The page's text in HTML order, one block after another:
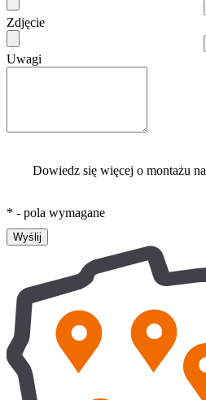
Zdjęcie
Uwagi
Dowiedz się więcej o montażu na
* - pola wymagane
Wyślij